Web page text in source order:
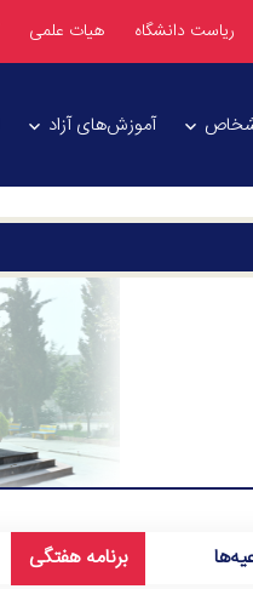
ریاست دانشگاه هیات علمی
آموزش‌های آزاد
برنامه هفتگی